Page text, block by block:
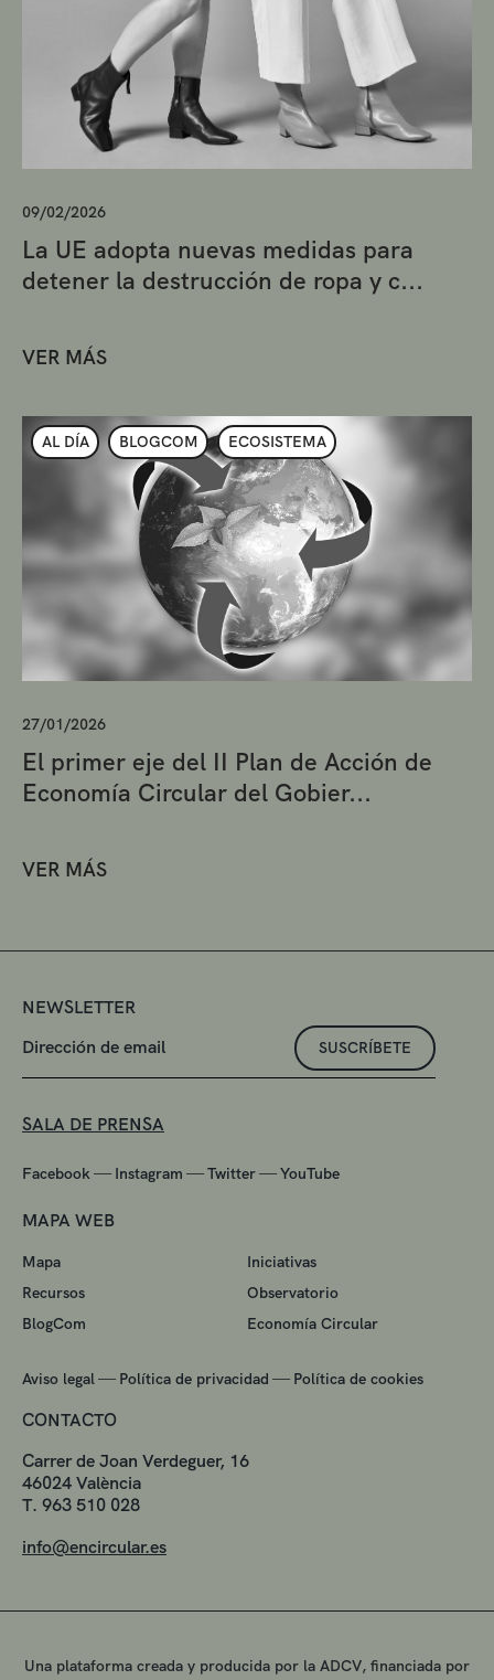
09/02/2026
La UE adopta nuevas medidas para
detener la destrucción de ropa y c...
VER MÁS
AL DÍA BLOGCOM ECOSISTEMA
27/01/2026
El primer eje del II Plan de Acción de
Economía Circular del Gobier...
VER MÁS
NEWSLETTER
SUSCRÍBETE
SALA DE PRENSA
Facebook — Instagram —Twitter—YouTube
MAPA WEB
Mapa
Iniciativas
Recursos
Observatorio
BlogCom
Economía Circular
Aviso legal — Política de privacidad — Política de cookies
CONTACTO
Carrer de Joan Verdeguer, 16
46024 València
T. 963 510 028
info@encircular.es
Una plataforma creada y producida por la ADCV, financiada por